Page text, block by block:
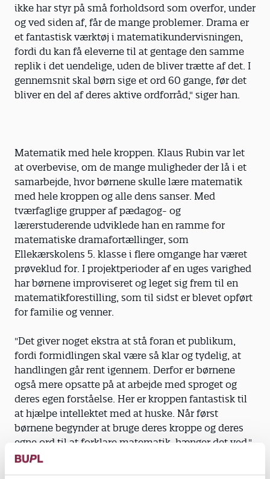
ikke har styr på små forholdsord som overfor, under
og ved siden af, får de mange problemer. Drama er
et fantastisk værktøj i matematikundervisningen,
fordi du kan få eleverne til at gentage den samme
replik i det uendelige, uden de bliver trætte af det. I
gennemsnit skal børn sige et ord 60 gange, før det
bliver en del af deres aktive ordforråd," siger han.
Matematik med hele kroppen. Klaus Rubin var let
at overbevise, om de mange muligheder der lå i et
samarbejde, hvor børnene skulle lære matematik
med hele kroppen og alle dens sanser. Med
tværfaglige grupper af pædagog- og
lærerstuderende udviklede han en ramme for
matematiske dramafortællinger, som
Ellekærskolens 5. klasse i flere omgange har været
prøveklud for. I projektperioder af en uges varighed
har børnene improviseret og leget sig frem til en
matematikforestilling, som til sidst er blevet opført
for familie og venner.
"Det giver noget ekstra at stå foran et publikum,
fordi formidlingen skal være så klar og tydelig, at
handlingen går rent igennem. Derfor er børnene
også mere opsatte på at arbejde med sproget og
deres egen forståelse. Her er kroppen fantastisk til
at hjælpe intellektet med at huske. Når først
børnene begynder at bruge deres kroppe og deres
egne ord til at forklare matematik, hænger det ved,"
siger Klaus Rubin.